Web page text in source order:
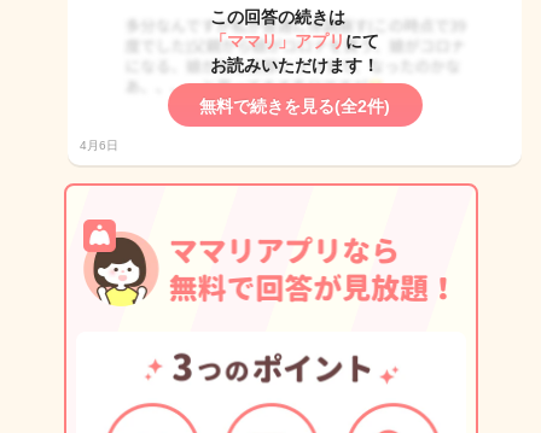
この回答の続きは
「ママリ」アプリ にて
お読みいただけます！
無料で続きを見る(全2件)
4月6日